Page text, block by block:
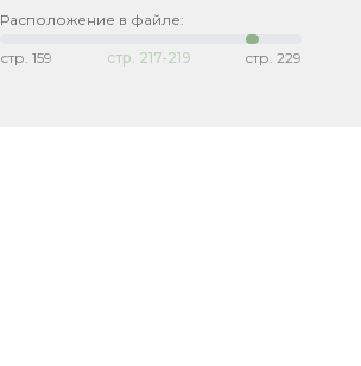
Расположение в файле:
стр. 159 стр. 217-219 стр. 229